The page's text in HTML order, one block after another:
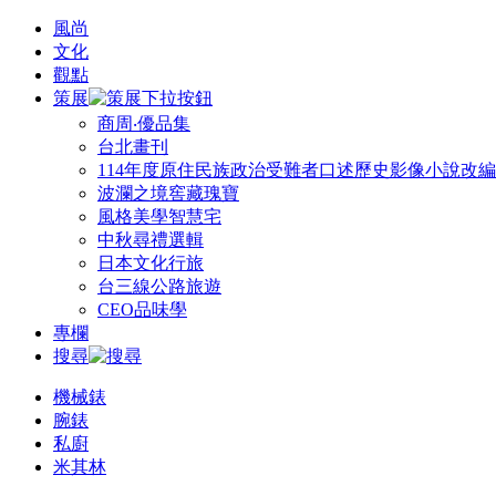
風尚
文化
觀點
策展
商周‧優品集
台北畫刊
114年度原住民族政治受難者口述歷史影像小說改
波瀾之境窖藏瑰寶
風格美學智慧宅
中秋尋禮選輯
日本文化行旅
台三線公路旅遊
CEO品味學
專欄
搜尋
機械錶
腕錶
私廚
米其林